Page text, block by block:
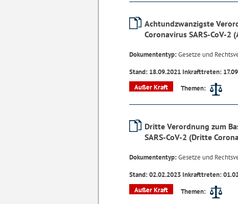
Achtundzwanzigste
Coronavirus SARS-CoV-
Dokumententyp:Gesetze und
Stand: 18.09.2021 Inkrafttreten:
Außer Kraft
Themen:
Dritte Verordnung zum
SARS-CoV-2 (Dritte
Dokumententyp:Gesetze und
Stand: 02.02.2023 Inkrafttreten:
Außer Kraft
Themen: